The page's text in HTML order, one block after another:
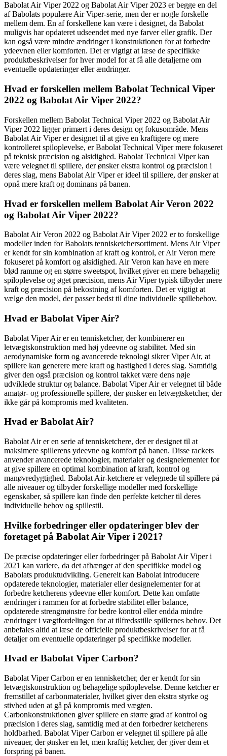
Babolat Air Viper 2022 og Babolat Air Viper 2023 er begge en del
af Babolats populære Air Viper-serie, men der er nogle forskelle
mellem dem. En af forskellene kan være i designet, da Babolat
muligvis har opdateret udseendet med nye farver eller grafik. Der
kan også være mindre ændringer i konstruktionen for at forbedre
ydeevnen eller komforten. Det er vigtigt at læse de specifikke
produktbeskrivelser for hver model for at få alle detaljerne om
eventuelle opdateringer eller ændringer.
Hvad er forskellen mellem Babolat Technical Viper
2022 og Babolat Air Viper 2022?
Forskellen mellem Babolat Technical Viper 2022 og Babolat Air
Viper 2022 ligger primært i deres design og fokusområde. Mens
Babolat Air Viper er designet til at give en kraftigere og mere
kontrolleret spiloplevelse, er Babolat Technical Viper mere fokuseret
på teknisk præcision og alsidighed. Babolat Technical Viper kan
være velegnet til spillere, der ønsker ekstra kontrol og præcision i
deres slag, mens Babolat Air Viper er ideel til spillere, der ønsker at
opnå mere kraft og dominans på banen.
Hvad er forskellen mellem Babolat Air Veron 2022
og Babolat Air Viper 2022?
Babolat Air Veron 2022 og Babolat Air Viper 2022 er to forskellige
modeller inden for Babolats tennisketchersortiment. Mens Air Viper
er kendt for sin kombination af kraft og kontrol, er Air Veron mere
fokuseret på komfort og alsidighed. Air Veron kan have en mere
blød ramme og en større sweetspot, hvilket giver en mere behagelig
spiloplevelse og øget præcision, mens Air Viper typisk tilbyder mere
kraft og præcision på bekostning af komforten. Det er vigtigt at
vælge den model, der passer bedst til dine individuelle spillebehov.
Hvad er Babolat Viper Air?
Babolat Viper Air er en tennisketcher, der kombinerer en
letvægtskonstruktion med høj ydeevne og stabilitet. Med sin
aerodynamiske form og avancerede teknologi sikrer Viper Air, at
spillere kan generere mere kraft og hastighed i deres slag. Samtidig
giver den også præcision og kontrol takket være dens nøje
udviklede struktur og balance. Babolat Viper Air er velegnet til både
amatør- og professionelle spillere, der ønsker en letvægtsketcher, der
ikke går på kompromis med kvaliteten.
Hvad er Babolat Air?
Babolat Air er en serie af tennisketchere, der er designet til at
maksimere spillerens ydeevne og komfort på banen. Disse rackets
anvender avancerede teknologier, materialer og designelementer for
at give spillere en optimal kombination af kraft, kontrol og
manøvredygtighed. Babolat Air-ketchere er velegnede til spillere på
alle niveauer og tilbyder forskellige modeller med forskellige
egenskaber, så spillere kan finde den perfekte ketcher til deres
individuelle behov og spillestil.
Hvilke forbedringer eller opdateringer blev der
foretaget på Babolat Air Viper i 2021?
De præcise opdateringer eller forbedringer på Babolat Air Viper i
2021 kan variere, da det afhænger af den specifikke model og
Babolats produktudvikling. Generelt kan Babolat introducere
opdaterede teknologier, materialer eller designelementer for at
forbedre ketcherens ydeevne eller komfort. Dette kan omfatte
ændringer i rammen for at forbedre stabilitet eller balance,
opdaterede strengmønstre for bedre kontrol eller endda mindre
ændringer i vægtfordelingen for at tilfredsstille spillernes behov. Det
anbefales altid at læse de officielle produktbeskrivelser for at få
detaljer om eventuelle opdateringer på specifikke modeller.
Hvad er Babolat Viper Carbon?
Babolat Viper Carbon er en tennisketcher, der er kendt for sin
letvægtskonstruktion og behagelige spiloplevelse. Denne ketcher er
fremstillet af carbonmaterialer, hvilket giver den ekstra styrke og
stivhed uden at gå på kompromis med vægten.
Carbonkonstruktionen giver spillere en større grad af kontrol og
præcision i deres slag, samtidig med at den forbedrer ketcherens
holdbarhed. Babolat Viper Carbon er velegnet til spillere på alle
niveauer, der ønsker en let, men kraftig ketcher, der giver dem et
forspring på banen.